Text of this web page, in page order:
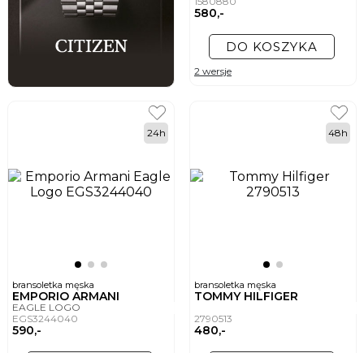
580,-
DO KOSZYKA
2 wersje
bransoletka męska
EMPORIO ARMANI
EAGLE LOGO
EGS3244040
590,-
24h
bransoletka męska
TOMMY HILFIGER
2790513
480,-
48h